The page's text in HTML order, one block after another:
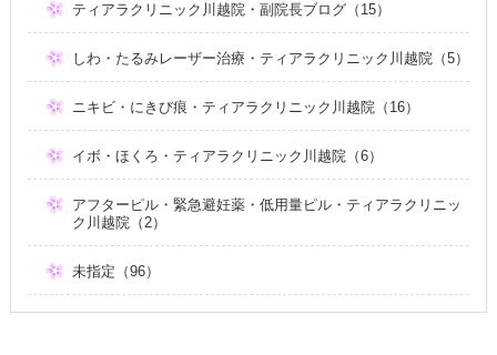
ティアラクリニック川越院・副院長ブログ（15）
しわ・たるみレーザー治療・ティアラクリニック川越院（5）
ニキビ・にきび痕・ティアラクリニック川越院（16）
イボ・ほくろ・ティアラクリニック川越院（6）
アフターピル・緊急避妊薬・低用量ピル・ティアラクリニッ
ク川越院（2）
未指定（96）